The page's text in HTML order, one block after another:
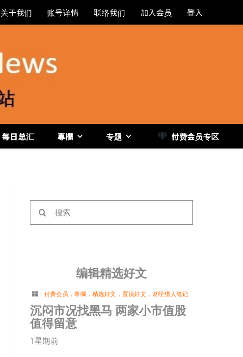
关于我们 账号详情 联络我们 加入会员 登入
每日总汇 專欄 专题 付费会员专区
索：
编辑精选好文
付费会员 ，專欄 ， 精选好文 ， 置顶好文 ， 财经猎人笔记
沉闷市况找黑马 两家小市值股
值得留意
1星期前